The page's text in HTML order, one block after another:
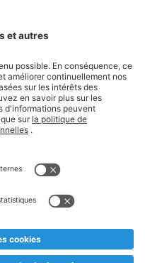
légales
et jusqu'à
nous serions
Recupel et TVA incl.
masculine a été adoptée